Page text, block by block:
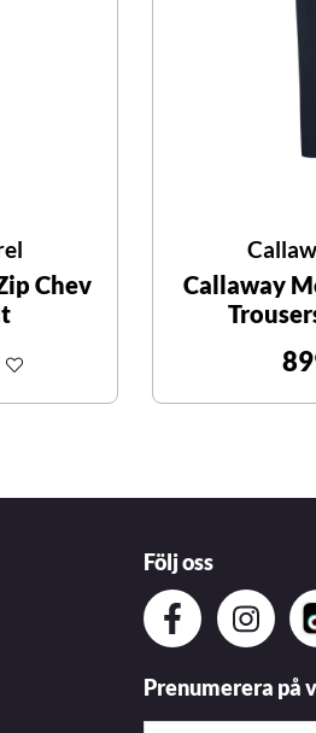
Chev
Callaway
Följ oss
Prenumerera på